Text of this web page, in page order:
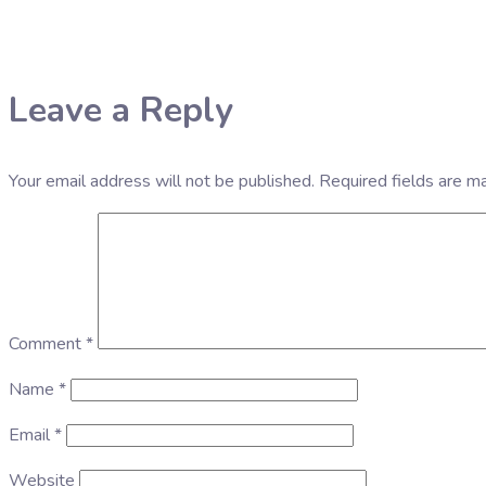
Leave a Reply
Your email address will not be published. Required fields are
Comment*
Name *
Email*
Website